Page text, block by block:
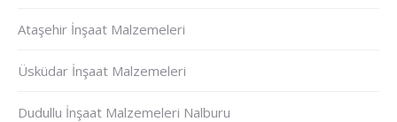
Ataşehir İnşaat Malzemeleri
Üsküdar İnşaat Malzemeleri
Dudullu İnşaat Malzemeleri Nalburu